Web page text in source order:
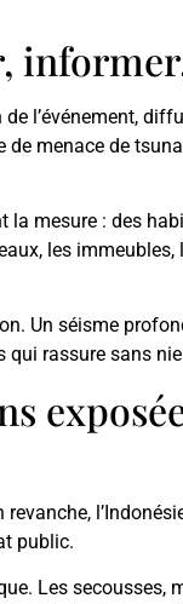
l’événement,
menace de
mesure : des
les
Un séisme
qui rassure sans
public.
Les secousses,